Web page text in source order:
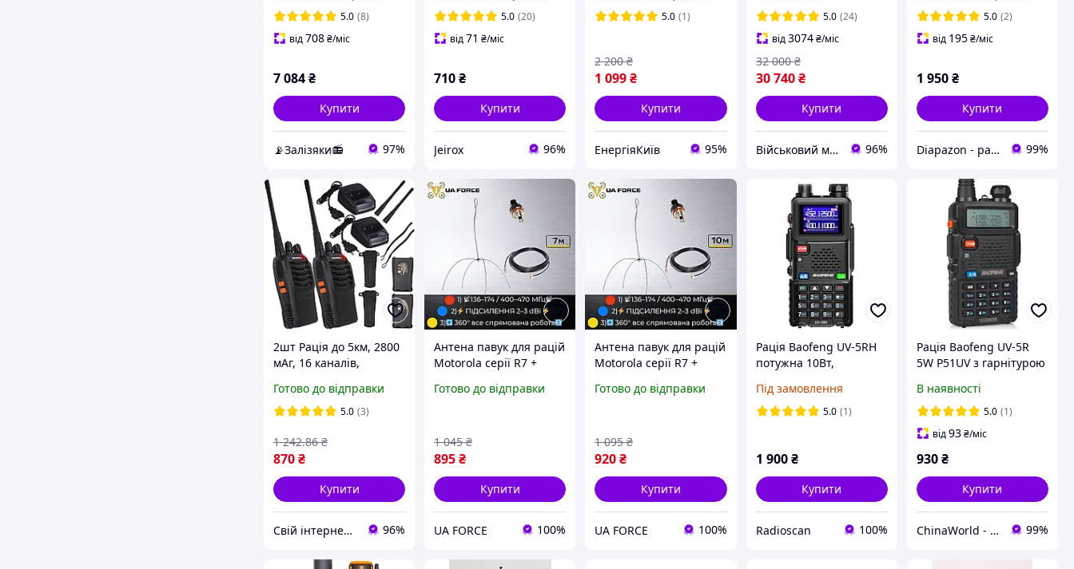
5.0 (8)
від708₴/міс
7 084₴
Купити
📡Залізяки📻 97%
10 км / Професійні 16
каналів
5.0 (20)
від71 ₴/міс
710₴
Купити
Jeirox 96%
Motorola
5.0 (1)
1 099₴
2 200 ₴
Купити
ЕнергіяКиїв 95%
5.0 (24)
від3074 ₴/міс
30 740 ₴
32 000 ₴
Купити
Військовий маркет 96%
роз'ємом+ ГАРНІТУРА
5.0 (2)
від 195₴/міс
1 950₴
Купити
Diapazon - радіостанції та аксесуари 99%
2шт Рація до 5км, 2800
мАг, 16 каналів,
Військова радіостанція
/ Комплект рацій
Готово до відправки
5.0 (3)
870₴
1 242.86 ₴
Купити
Свій інтернет магазин 96%
Антена павук для рацій
Motorola серії R7 +
Готово до відправки
895₴
1 045 ₴
Купити
UA FORCE 100%
Антена павук для рацій
Motorola серії R7 +
Готово до відправки
920₴
1 095 ₴
Купити
UA FORCE 100%
Рація Baofeng UV-5RH
потужна 10Вт,
Під замовлення
5.0 (1)
1 900 ₴
Купити
Radioscan 100%
Рація Baofeng UV-5R
5W P51UV з гарнітурою
В наявності
5.0 (1)
від93₴/міс
930₴
Купити
ChinaWorld - товари високої якості! 99%